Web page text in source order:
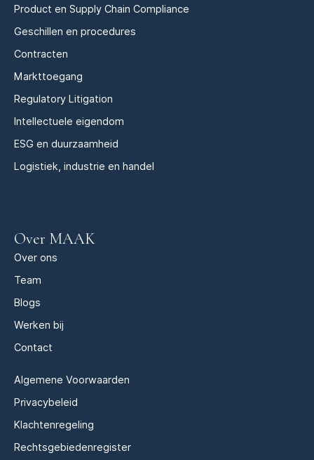
Product en Supply Chain Compliance
Geschillen en procedures
Contracten
Markttoegang
Regulatory Litigation
Intellectuele eigendom
ESG en duurzaamheid
Logistiek, industrie en handel
Over MAAK
Over ons
Team
Blogs
Werken bij
Contact
Algemene Voorwaarden
Privacybeleid
Klachtenregeling
Rechtsgebiedenregister